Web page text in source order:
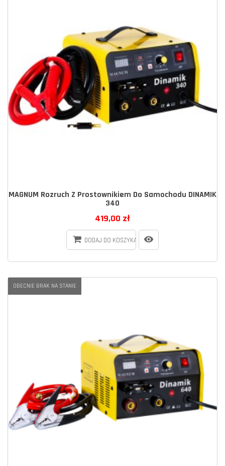
MAGNUM Rozruch Z Prostownikiem Do Samochodu DINAMIK
340
419,00 zł
DODAJ DO KOSZYKA
OBECNIE BRAK NA STANIE